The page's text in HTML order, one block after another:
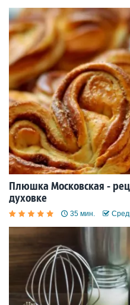
Плюшка Московская -
духовке
35 мин.